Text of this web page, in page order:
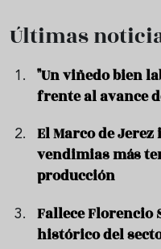
Últimas
"Un viñedo bien
frente al avance
El Marco de
vendimias más
producción
Fallece Florencio
histórico del